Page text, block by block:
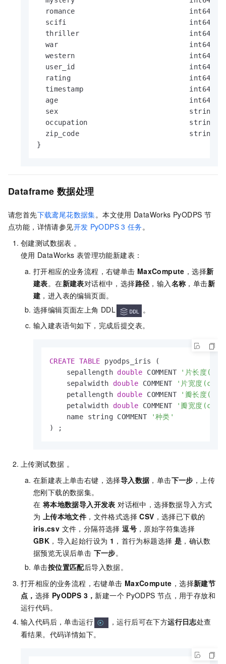
romance
scifi
thriller
war
western
user_id
rating
timestamp
age
sex
occupation
zip_code
}
Dataframe 数据处理
请您首先下载鸢尾花数据集。本文使用 DataWorks PyODPS 节
点功能，详情请参见开发 PyODPS 3 任务。
创建测试数据表 。
使用 DataWorks 表管理功能新建表：
打开相应的业务流程，右键单击 MaxCompute ，选择新
建表。在新建表对话框中，选择路径 ，输入名称 ，单击新
建 ，进入表的编辑页面。
选择编辑页面左上角 DDL
。
输入建表语句如下，完成后提交表。
CREATE TABLE pyodps_iris (
    sepallength
double COMMENT
'片长度
    sepalwidth
double COMMENT '片宽度(cm)'
    petallength
double COMMENT
'瓣长度
    petalwidth
double COMMENT '瓣宽度(cm)'
    name string COMMENT
'种类'
) ;
上传测试数据 。
在新建表上单击右键，选择导入数据，单击下一步 ，上传
您刚下载的数据集。
在 将本地数据导入开发表 对话框中，选择数据导入方式
为 上传本地文件 ，文件格式选择CSV ，选择已下载的
iris.csv 文件，分隔符选择逗号 ，原始字符集选择
GBK ，导入起始行设为 1 ，首行为标题选择 是 ，确认数
据预览无误后单击 下一步。
单击按位置匹配后导入数据。
打开相应的业务流程，右键单击 MaxCompute ，选择新建节
点， 选择 PyODPS 3， 新建一个 PyODPS 节点，用于存放和
运行代码。
输入代码后，单击运行
，运行后可在下方运行日志处查
看结果。代码详情如下。